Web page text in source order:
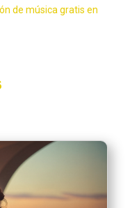
de música gratis en